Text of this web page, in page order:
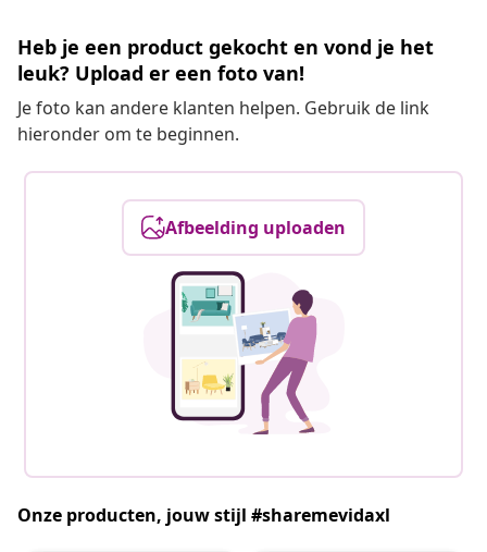
Heb je een product gekocht en vond je het
leuk? Upload er een foto van!
Je foto kan andere klanten helpen. Gebruik de link
hieronder om te beginnen.
Afbeelding uploaden
Onze producten, jouw stijl #sharemevidaxl